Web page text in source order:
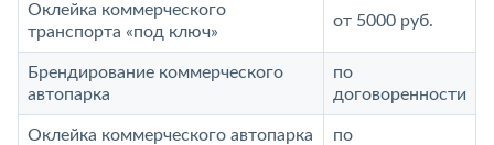
Оклейка коммерческого
транспорта «под ключ»
от 5000 руб.
Брендирование коммерческого
автопарка
по
договоренности
Оклейка коммерческого автопарка
по